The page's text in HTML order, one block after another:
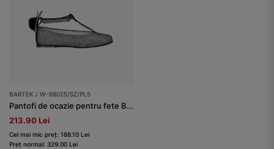
BARTEK / W-68025/SZ/PL5
Pantofi de ocazie pentru fete BARTEK W-68025/SZ/PL5, multi
213.90 Lei
Cel mai mic preț: 188.10 Lei
Preț normal: 329.00 Lei